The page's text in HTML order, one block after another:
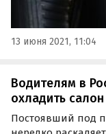
13 июня 2021, 11:04
Водителям в
охладить
Постоявший под